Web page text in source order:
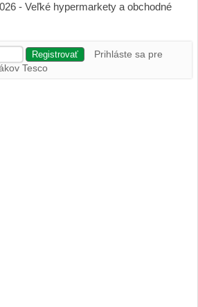
- Veľké hypermarkety a obchodné
Prihláste sa pre
Tesco